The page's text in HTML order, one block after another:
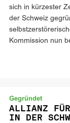
sich in kürzester
der Schweiz
Kommission nun
Gegründet
ALLIANZ
IN DER